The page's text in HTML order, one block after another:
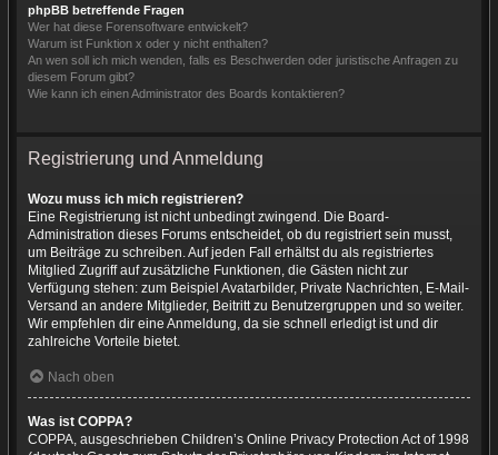
phpBB betreffende Fragen
Wer hat diese Forensoftware entwickelt?
Warum ist Funktion x oder y nicht enthalten?
An wen soll ich mich wenden, falls es Beschwerden oder juristische Anfragen zu
diesem Forum gibt?
Wie kann ich einen Administrator des Boards kontaktieren?
Registrierung und Anmeldung
Wozu muss ich mich registrieren?
Eine Registrierung ist nicht unbedingt zwingend. Die Board-
Administration dieses Forums entscheidet, ob du registriert sein musst,
um Beiträge zu schreiben. Auf jeden Fall erhältst du als registriertes
Mitglied Zugriff auf zusätzliche Funktionen, die Gästen nicht zur
Verfügung stehen: zum Beispiel Avatarbilder, Private Nachrichten, E-Mail-
Versand an andere Mitglieder, Beitritt zu Benutzergruppen und so weiter.
Wir empfehlen dir eine Anmeldung, da sie schnell erledigt ist und dir
zahlreiche Vorteile bietet.
Nach oben
Was ist COPPA?
COPPA, ausgeschrieben Children’s Online Privacy Protection Act of 1998